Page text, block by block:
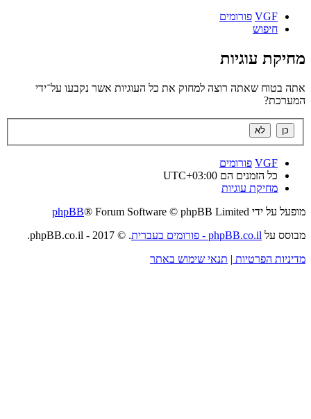
VGF פורומים
חיפוש
מחיקת עוגיות
אתה בטוח שאתה רוצה למחוק את כל העוגיות אשר נקבעו על־ידי
המערכת?
VGF פורומים
כל הזמנים הם UTC+03:00
מחיקת עוגיות
מופעל על ידי
phpBB® Forum Software © phpBB Limited
מבוסס על phpBB.co.il - פורומים בעברית
. © 2017 - phpBB.co.il.
מדיניות הפרטיות | תנאי שימוש באתר